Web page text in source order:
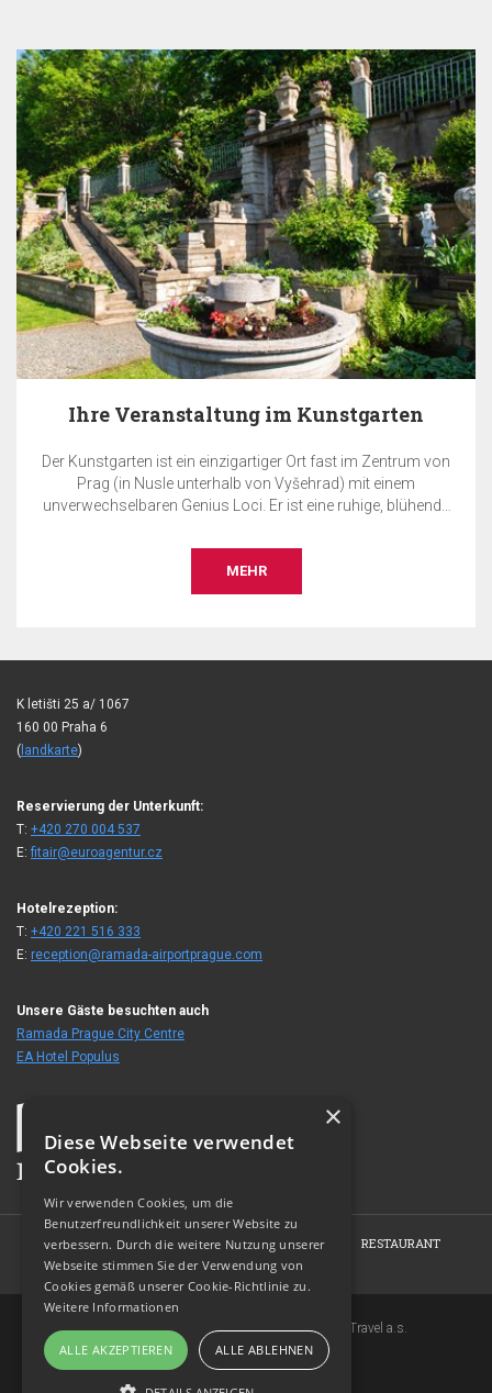
Ihre Veranstaltung im Kunstgarten
Der Kunstgarten ist ein einzigartiger Ort fast im Zentrum von
Prag (in Nusle unterhalb von Vyšehrad) mit einem
unverwechselbaren Genius Loci. Er ist eine ruhige, blühende
private oder geschäftliche Veranstaltung ausrichten – sei es
eine Hochzeit, eine Gartenparty, eine Konferenz, eine
Präsentation, ein Konzert, ein gesellschaftlicher Abend, eine
MEHR
K letišti 25 a/ 1067
160 00 Praha 6
( landkarte)
Reservierung der Unterkunft:
T: +420 270 004 537
E:fitair@euroagentur.cz
Hotelrezeption:
T: +420 221 516 333
E: reception@ramada-airportprague.com
Unsere Gäste besuchten auch
Ramada Prague City Centre
EA Hotel Populus
HOME HOTEL ZIMMER KONFERENZEN
RESTAURANT
FOTOGALERIE
KONTAKT
Copyright © 2007-2026 EuroAgentur Hotels&Travel a.s.
www.bezvapobyt.cz
Allgemeine Buchungsbedingungen
×
Diese Webseite verwendet
Cookies.
Wir verwenden Cookies, um die
Benutzerfreundlichkeit unserer Website zu
verbessern. Durch die weitere Nutzung unserer
Webseite stimmen Sie der Verwendung von
Cookies gemäß unserer Cookie-Richtlinie zu.
Weitere Informationen
ALLE AKZEPTIEREN ALLE ABLEHNEN